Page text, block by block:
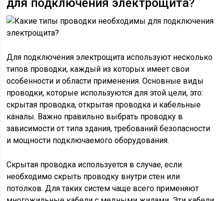
для подключения электрощита?
Для подключения электрощита используют несколько
типов проводки, каждый из которых имеет свои
особенности и области применения. Основные виды
проводки, которые используются для этой цели, это:
скрытая проводка, открытая проводка и кабельные
каналы. Важно правильно выбрать проводку в
зависимости от типа здания, требований безопасности
и мощности подключаемого оборудования.
Скрытая проводка используется в случае, если
необходимо скрыть проводку внутри стен или
потолков. Для таких систем чаще всего применяют